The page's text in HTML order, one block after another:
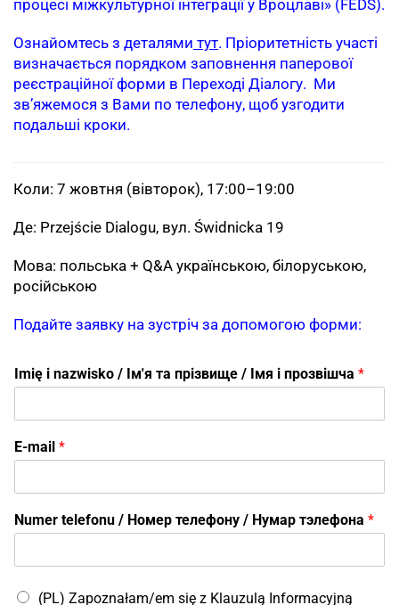
процесі міжкультурної інтеграції у Вроцлаві» (FEDŚ).
Ознайомтесь з деталями тут. Пріоритетність участі
визначається порядком заповнення паперової
реєстраційної форми в Переході Діалогу. Ми
зв’яжемося з Вами по телефону, щоб узгодити
подальші кроки.
Коли: 7 жовтня (вівторок), 17:00–19:00
Де: Przejście Dialogu, вул. Świdnicka 19
Мова: польська + Q&A українською, білоруською,
російською
Подайте заявку на зустріч за допомогою форми:
Imię i nazwisko / Ім'я та прізвище / Імя і прозвішча *
E-mail *
Numer telefonu / Номер телефону / Нумар тэлефона *
(PL) Zapoznałam/em się z Klauzulą Informacyjną